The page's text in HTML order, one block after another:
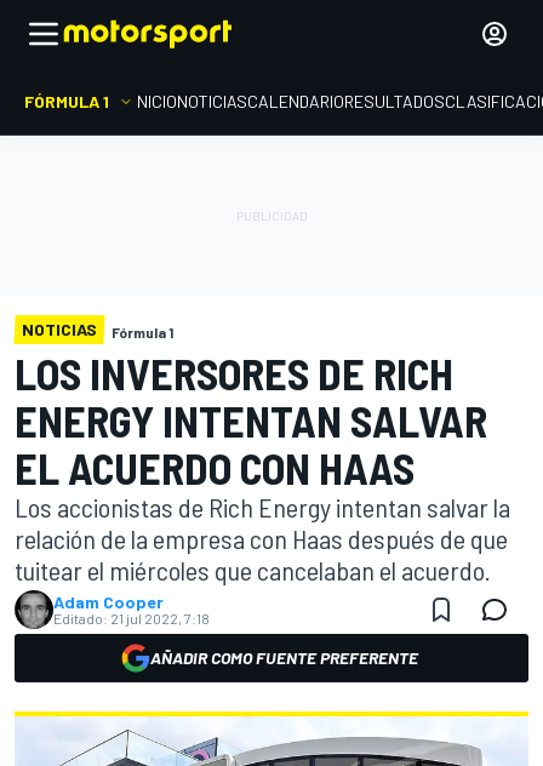
FÓRMULA 1 INICIONOTICIASCALENDARIORESULTADOS
NOTICIAS Fórmula 1
LOS INVERSORES DE RICH
ENERGY INTENTAN SALVAR
EL ACUERDO CON HAAS
Los accionistas de Rich Energy intentan salvar la
relación de la empresa con Haas después de que
tuitear el miércoles que cancelaban el acuerdo.
Adam Cooper
Editado: 21 jul 2022, 7:18
AÑADIR COMO FUENTE PREFERENTE